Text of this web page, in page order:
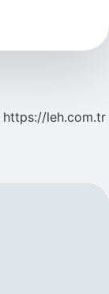
https://leh.com.tr